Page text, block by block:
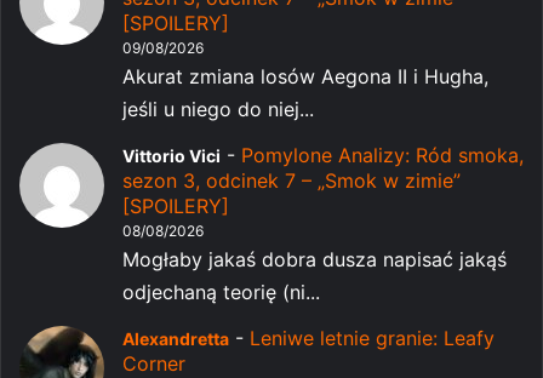
[SPOILERY]
09/08/2026
Akurat zmiana losów Aegona II i Hugha,
jeśli u niego do niej...
Vittorio Vici - Pomylone Analizy: Ród smoka,
sezon 3, odcinek 7 – „Smok w zimie”
[SPOILERY]
08/08/2026
Mogłaby jakaś dobra dusza napisać jakąś
odjechaną teorię (ni...
Alexandretta - Leniwe letnie granie: Leafy
Corner